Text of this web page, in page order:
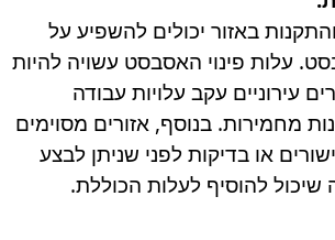
באזור יכולים להשפיע על
עלות פינוי האסבסט עשויה להיות
עירוניים עקב עלויות עבודה
מחמירות. בנוסף, אזורים מסוימים
או בדיקות לפני שניתן לבצע
שיכול להוסיף לעלות הכוללת.